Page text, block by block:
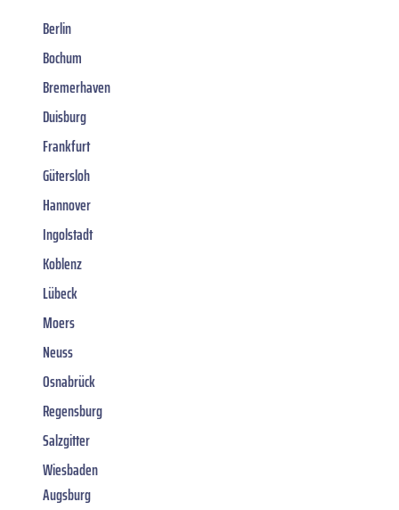
Berlin
Bochum
Bremerhaven
Duisburg
Frankfurt
Gütersloh
Hannover
Ingolstadt
Koblenz
Lübeck
Moers
Neuss
Osnabrück
Regensburg
Salzgitter
Wiesbaden
Augsburg